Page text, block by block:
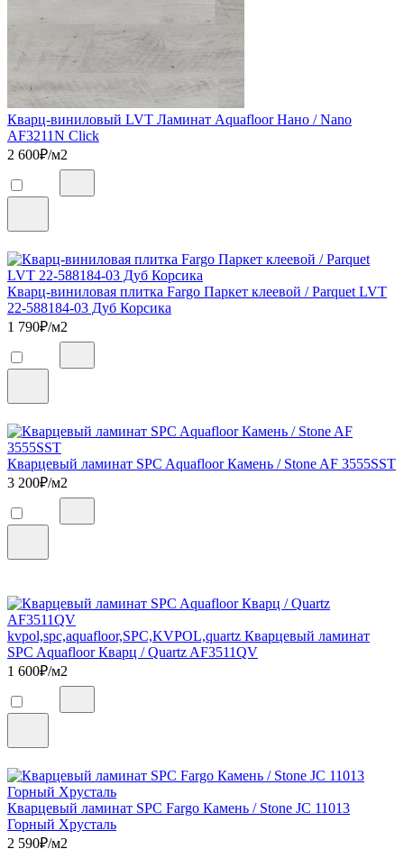
Кварц-виниловый LVT Ламинат Aquafloor Нано / Nano
AF3211N Click
2 600₽/м2
Кварц-виниловая плитка Fargo Паркет клеевой / Parquet LVT
22-588184-03 Дуб Корсика
1 790₽/м2
Кварцевый ламинат SPC Aquafloor Камень / Stone AF 3555SST
3 200₽/м2
kvpol,spc,aquafloor,SPC,KVPOL,quartz Кварцевый ламинат
SPC Aquafloor Кварц / Quartz AF3511QV
1 600₽/м2
Кварцевый ламинат SPC Fargo Камень / Stone JC 11013
Горный Хрусталь
2 590₽/м2